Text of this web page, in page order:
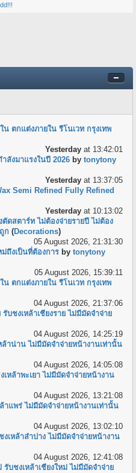
ตกแต่งภายใน รีโนเวท กรุงเทพ
Yesterdayat 13:42:01
ำลังมาแรงในปี 2026 bytonytony
Yesterdayat 13:37:05
Semi Refined Fully Refined
Yesterdayat 10:13:02
ดสตาร์ท ไม่ต้องจ่ายรายปี ไม่ต้อง
ก (Decorations)
05 August 2026, 21:31:30
ถึงเป็นที่ต้องการ bytonytony
05 August 2026, 15:39:11
ตกแต่งภายใน รีโนเวท กรุงเทพ
04 August 2026, 21:37:06
รับชงเหล้าเชียงราย ไม่มีมัดจำจ่าย
04 August 2026, 14:25:19
ล้าน่าน ไม่มีมัดจำจ่ายหน้างานเท่านั้น
04 August 2026, 14:05:08
เหล้าพะเยา ไม่มีมัดจำจ่ายหน้างาน
04 August 2026, 13:21:08
าแพร่ ไม่มีมัดจำจ่ายหน้างานเท่านั้น
04 August 2026, 13:02:10
งเหล้าลำปาง ไม่มีมัดจำจ่ายหน้างาน
04 August 2026, 12:41:08
รับชงเหล้าเชียงใหม่ ไม่มีมัดจำจ่าย